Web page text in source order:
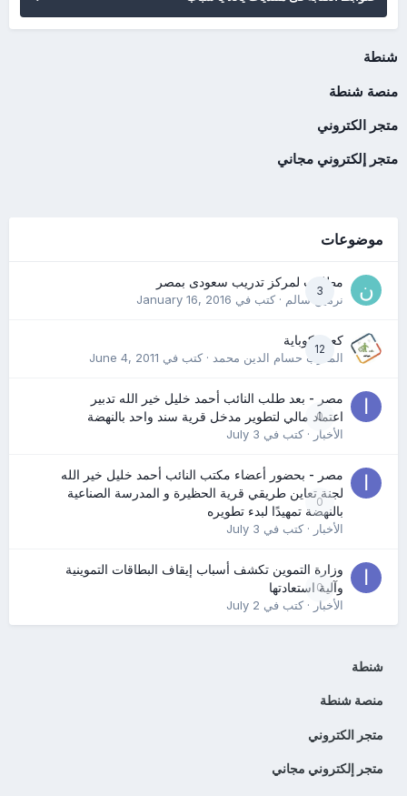
شنطة
منصة شنطة
متجر الكتروني
متجر إلكتروني مجاني
موضوعات
3
مطلوب لمركز تدريب سعودى بمصر
نرمين سالم· كتب في January 16, 2016
12
كعب كوباية
المدرب حسام الدين محمد· كتب في June 4, 2011
0
مصر - بعد طلب النائب أحمد خليل خير الله تدبير
اعتماد مالي لتطوير مدخل قرية سند واحد بالنهضة
الأخبار· كتب في July 3
0
مصر - بحضور أعضاء مكتب النائب أحمد خليل خير الله
لجنة تعاين طريقي قرية الحظيرة و المدرسة الصناعية
بالنهضة تمهيدًا لبدء تطويره
الأخبار· كتب في July 3
0
وزارة التموين تكشف أسباب إيقاف البطاقات التموينية
وآلية استعادتها
الأخبار· كتب في July 2
شنطة
منصة شنطة
متجر الكتروني
متجر إلكتروني مجاني